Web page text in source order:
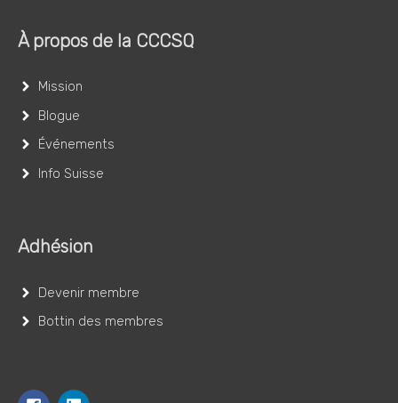
À propos de la CCCSQ
Mission
Blogue
Événements
Info Suisse
Adhésion
Devenir membre
Bottin des membres